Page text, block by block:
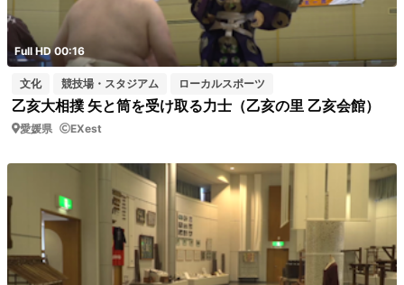
Full HD 00:16
文化 競技場・スタジアム ローカルスポーツ
乙亥大相撲 矢と筒を受け取る力士（乙亥の里 乙亥会館）
愛媛県 EXest